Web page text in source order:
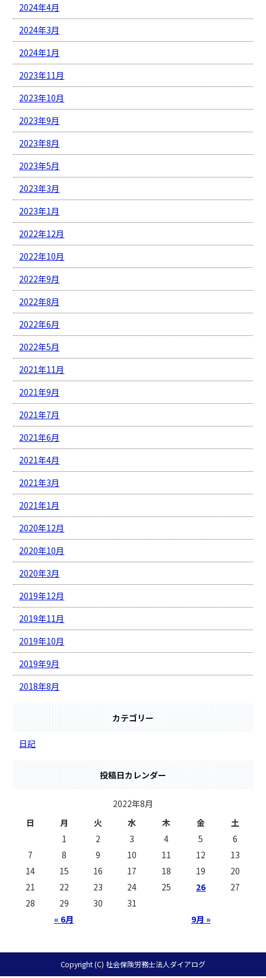
2024年4月
2024年3月
2024年1月
2023年11月
2023年10月
2023年9月
2023年8月
2023年5月
2023年3月
2023年1月
2022年12月
2022年10月
2022年9月
2022年8月
2022年6月
2022年5月
2021年11月
2021年9月
2021年7月
2021年6月
2021年4月
2021年3月
2021年1月
2020年12月
2020年10月
2020年3月
2019年12月
2019年11月
2019年10月
2019年9月
2018年8月
カテゴリー
日記
投稿日カレンダー
2022年8月
日
月 火 水 木 金 土
« 6月 9月 »
1 2 3 4 5
6
7
8 9 10 11 12
13
14
15 16 17 18 19
20
21
22 23 24 25 26
27
28
29 30 31
Copyright (C) 社会保険労務士法人ダイアログ